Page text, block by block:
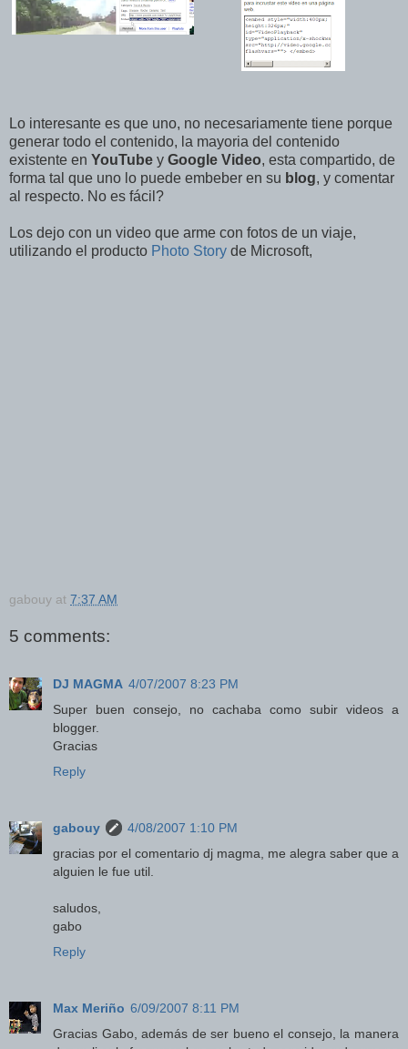
Lo interesante es que uno, no necesariamente tiene porque
generar todo el contenido, la mayoria del contenido
existente en YouTube y Google Video, esta compartido, de
forma tal que uno lo puede embeber en su blog, y comentar
al respecto. No es fácil?
Los dejo con un video que arme con fotos de un viaje,
utilizando el producto Photo Story de Microsoft,
gabouy at 7:37 AM
5 comments:
DJ MAGMA 4/07/2007 8:23 PM
Super buen consejo, no cachaba como subir videos a
blogger.
Gracias
Reply
gabouy
4/08/2007 1:10 PM
gracias por el comentario dj magma, me alegra saber que a
alguien le fue util.
saludos,
gabo
Reply
Max Meriño 6/09/2007 8:11 PM
Gracias Gabo, además de ser bueno el consejo, la manera